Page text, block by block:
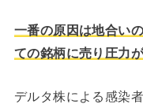
一番の原因は地合い
ての銘柄に売り圧力
デルタ株による感染